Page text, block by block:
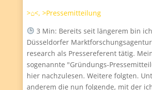
>⌂<,>Pressemitteilung
3 Min: Bereits seit längerem bin
Düsseldorfer
research als Pressereferent tätig.
sogenannte "Gründungs-
hier nachzulesen. Weitere folgten.
anderem die nun folgende, mit der